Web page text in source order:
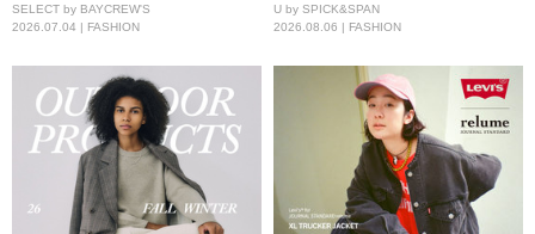
FIRST FAN” EXCLUSIVE IN
JAPAN!
SELECT by BAYCREW'S
2026.07.04 | FASHION
U by SPICK&SPAN
2026.08.06 | FASHION